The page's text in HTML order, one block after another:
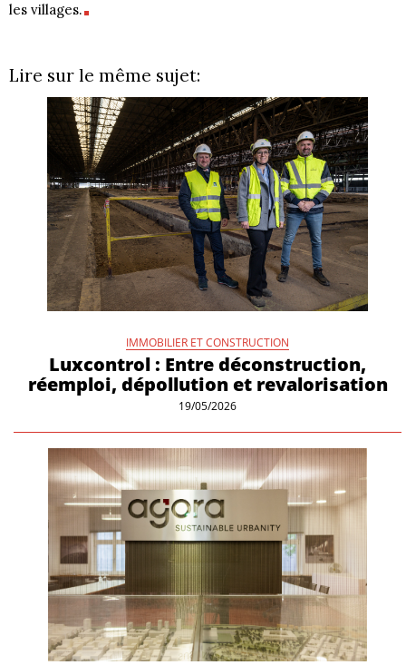
les villages.
Lire sur le même sujet:
IMMOBILIER ET CONSTRUCTION
Luxcontrol : Entre déconstruction,
réemploi, dépollution et revalorisation
19/05/2026